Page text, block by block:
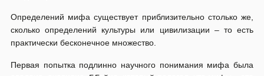
Определений мифа существует приблизительно столько же,
сколько определений культуры или цивилизации – то есть
практически бесконечное множество.
Первая попытка подлинно научного понимания мифа была